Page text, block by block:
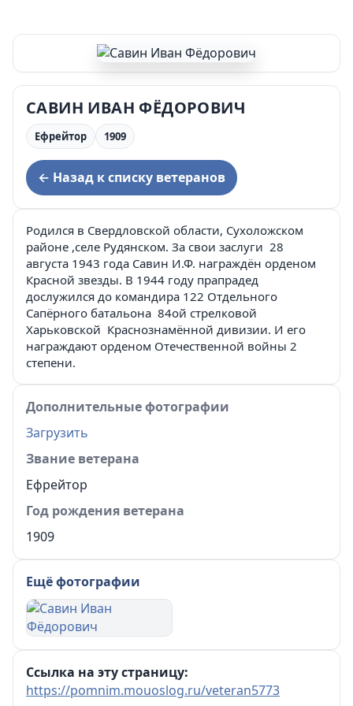
САВИН ИВАН ФЁДОРОВИЧ
Ефрейтор 1909
← Назад к списку ветеранов
Родился в Свердловской области, Сухоложском
районе ,селе Рудянском. За свои заслуги 28
августа 1943 года Савин И.Ф. награждён орденом
Красной звезды. В 1944 году прапрадед
дослужился до командира 122 Отдельного
Сапёрного батальона 84ой стрелковой
Харьковской Краснознамённой дивизии. И его
награждают орденом Отечественной войны 2
степени.
Дополнительные фотографии
Загрузить
Звание ветерана
Ефрейтор
Год рождения ветерана
1909
Ещё фотографии
Ссылка на эту страницу:
https://pomnim.mouoslog.ru/veteran5773